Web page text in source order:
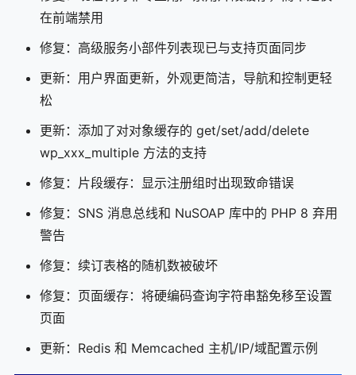
在前端禁用
修复：高级服务小部件列表现已与支持页面同步
更新：用户界面更新，外观更简洁，导航和控制更轻
松
更新：添加了对对象缓存的 get/set/add/delete
wp_xxx_multiple 方法的支持
修复：片段缓存：显示注册组时出现致命错误
修复：SNS 消息总线和 NuSOAP 库中的 PHP 8 弃用
警告
修复：续订表格的随机数被破坏
修复：页面缓存：将硬编码查询字符串豁免移至设置
页面
更新：Redis 和 Memcached 主机/IP/域配置示例